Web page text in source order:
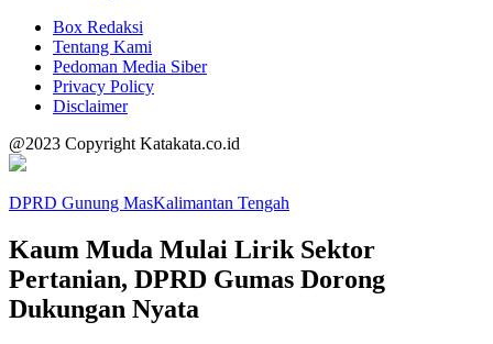
Box Redaksi
Tentang Kami
Pedoman Media Siber
Privacy Policy
Disclaimer
@2023 Copyright Katakata.co.id
DPRD Gunung MasKalimantan Tengah
Kaum Muda Mulai Lirik Sektor
Pertanian, DPRD Gumas Dorong
Dukungan Nyata